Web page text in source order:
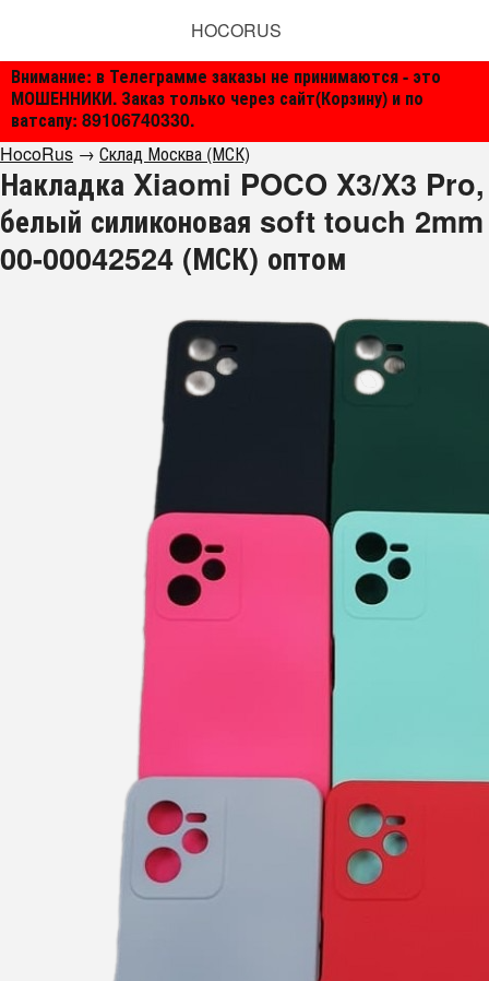
Внимание: в Телеграмме заказы не принимаются - это
МОШЕННИКИ. Заказ только через сайт(Корзину) и по
ватсапу: 89106740330.
HOCORUS
HocoRus → Склад Москва (МСК)
Накладка Xiaomi POCO X3/X3 Pro,
белый силиконовая soft touch 2mm
00-00042524 (МСК) оптом